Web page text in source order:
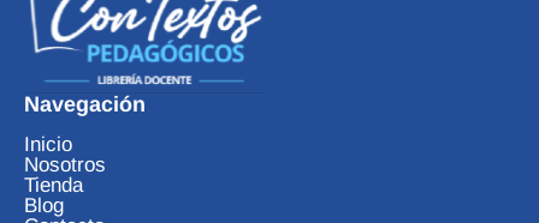
Navegación
Inicio
Nosotros
Tienda
Blog